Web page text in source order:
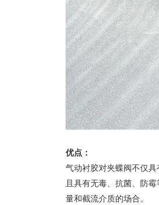
优点：
气动衬胶对夹蝶阀不仅
且具有无毒、抗菌、防
量和截流介质的场合。